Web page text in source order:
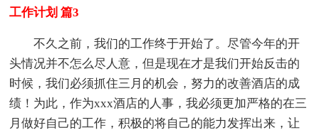
工作计划 篇3
不久之前，我们的工作终于开始了。尽管今年的开
头情况并不怎么尽人意，但是现在才是我们开始反击的
时候，我们必须抓住三月的机会，努力的改善酒店的成
绩！为此，作为xxx酒店的人事，我必须更加严格的在三
月做好自己的工作，积极的将自己的能力发挥出来，让